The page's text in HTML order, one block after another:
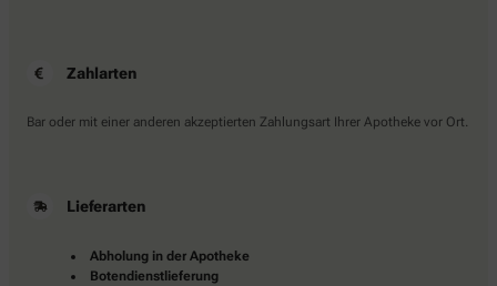
Zahlarten
Bar oder mit einer anderen akzeptierten Zahlungsart Ihrer Apotheke vor Ort.
Lieferarten
Abholung in der Apotheke
Botendienstlieferung